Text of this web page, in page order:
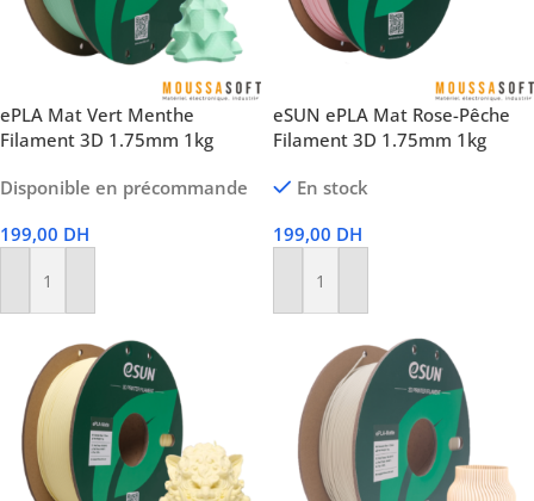
ePLA Mat Vert Menthe
Filament 3D 1.75mm 1kg
Disponible en précommande
199,00 DH
Ajouter Au Panier
eSUN ePLA Mat Rose-Pêche
Filament 3D 1.75mm 1kg
En stock
199,00 DH
Ajouter Au Panier